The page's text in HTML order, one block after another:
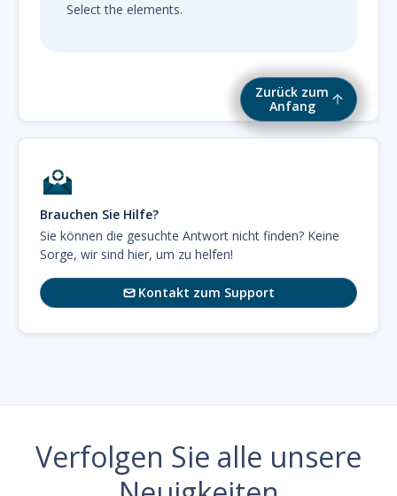
Zurück zum
Anfang
Select the elements.
Brauchen Sie Hilfe?
Sie können die gesuchte Antwort nicht finden? Keine
Sorge, wir sind hier, um zu helfen!
Kontakt zum Support
Verfolgen Sie alle unsere